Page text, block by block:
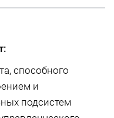
способного
и
подсистем